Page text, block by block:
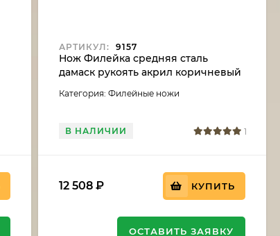
АРТИКУЛ: 9157
Нож Филейка средняя сталь
дамаск рукоять акрил коричневый
Категория: Филейные ножи
В НАЛИЧИИ 1
12 508 ₽ КУПИТЬ
ОСТАВИТЬ ЗАЯВКУ